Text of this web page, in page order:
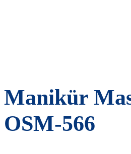
Manikür
OSM-566